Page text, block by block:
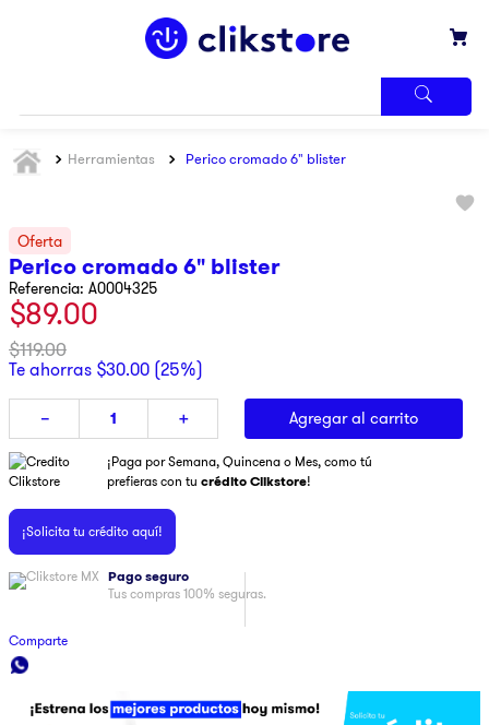
Herramientas Perico cromado 6" blister
Perico cromado 6" blister
Referencia: A0004325
$89.00
$119.00
Te ahorras $30.00 (25%)
＋
－ Agregar al carrito
¡Paga por Semana, Quincena o Mes, como tú
prefieras con tu crédito Clikstore!
¡Solicita tu crédito aquí!
Pago seguro
Tus compras 100% seguras.
Comparte
MÁS
2.
3.
samsung
4.
pantalla
5.
motos
6.
lavadora
7.
xbox
8.
10. dji